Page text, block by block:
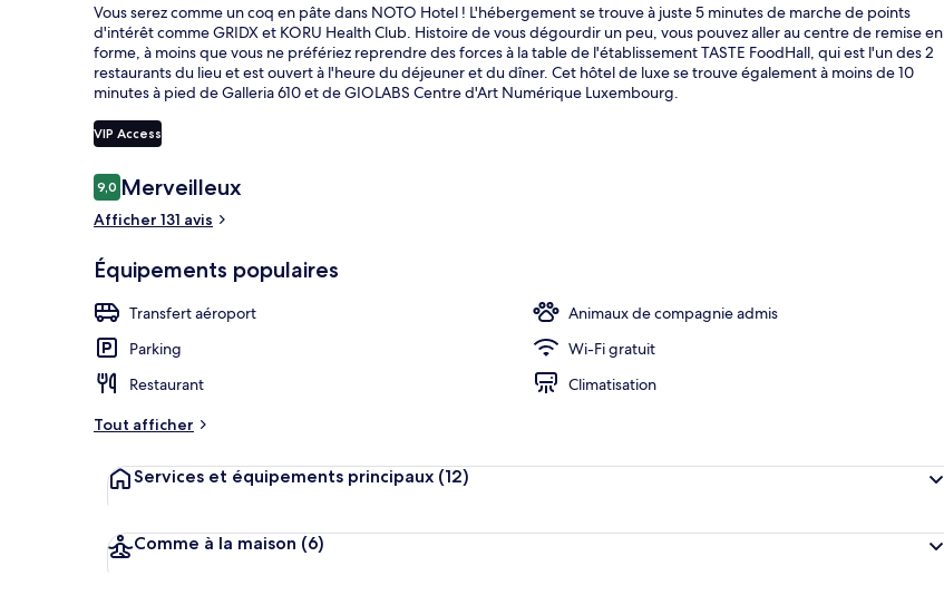
Vous serez comme un coq en pâte dans NOTO Hotel ! L'hébergement se trouve à juste 5 minutes de marche de points
d'intérêt comme GRIDX et KORU Health Club. Histoire de vous dégourdir un peu, vous pouvez aller au centre de remise en
forme, à moins que vous ne préfériez reprendre des forces à la table de l'établissement TASTE FoodHall, qui est l'un des 2
restaurants du lieu et est ouvert à l'heure du déjeuner et du dîner. Cet hôtel de luxe se trouve également à moins de 10
minutes à pied de Galleria 610 et de GIOLABS Centre d'Art Numérique Luxembourg.
VIP Access
Avis
voyageurs
9,09,0 sur 10
Merveilleux
Afficher 131 avis
Équipements populaires
Transfert aéroport
Animaux de compagnie admis
Parking
Wi-Fi gratuit
Restaurant
Climatisation
Tout afficher
Services et équipements principaux (12)
Comme à la maison (6)